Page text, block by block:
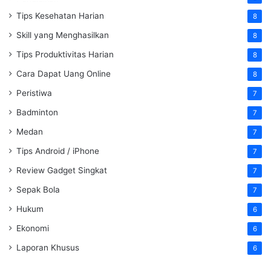
Tips Kesehatan Harian 8
Skill yang Menghasilkan 8
Tips Produktivitas Harian 8
Cara Dapat Uang Online 8
Peristiwa 7
Badminton 7
Medan 7
Tips Android / iPhone 7
Review Gadget Singkat 7
Sepak Bola 7
Hukum 6
Ekonomi 6
Laporan Khusus 6